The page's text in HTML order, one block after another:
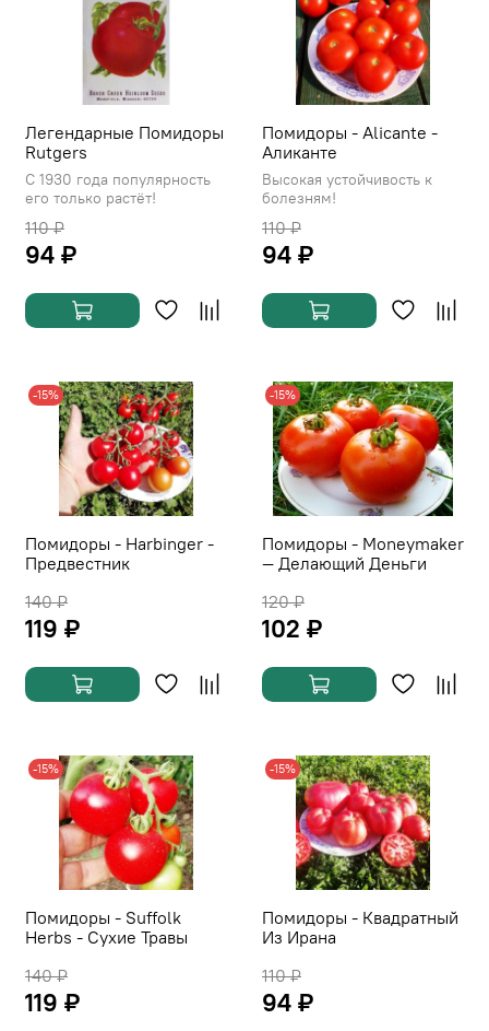
Легендарные Помидоры
Rutgers
С 1930 года популярность
его только растёт!
110 ₽
94 ₽
Помидоры - Alicante -
Аликанте
Высокая устойчивость к
болезням!
110 ₽
94 ₽
-15%
Помидоры - Harbinger -
Предвестник
140 ₽
119 ₽
-15%
Помидоры - Moneymaker
— Делающий Деньги
120 ₽
102 ₽
-15%
Помидоры - Suffolk
Herbs - Сухие Травы
140 ₽
119 ₽
-15%
Помидоры - Квадратный
Из Ирана
110 ₽
94 ₽